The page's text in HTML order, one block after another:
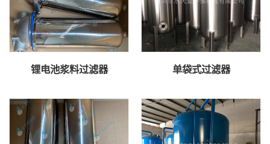
锂电池浆料过滤器 单袋式过滤器